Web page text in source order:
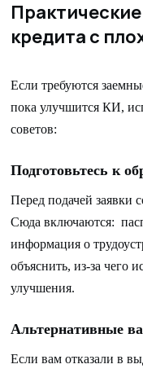
кредита с
Если требуются
пока улучшится КИ,
советов:
Подготовьтесь к
Перед подачей заявки
Сюда включаются:
информация о
объяснить, из-за чего
улучшения.
Альтернативные
Если вам отказали в